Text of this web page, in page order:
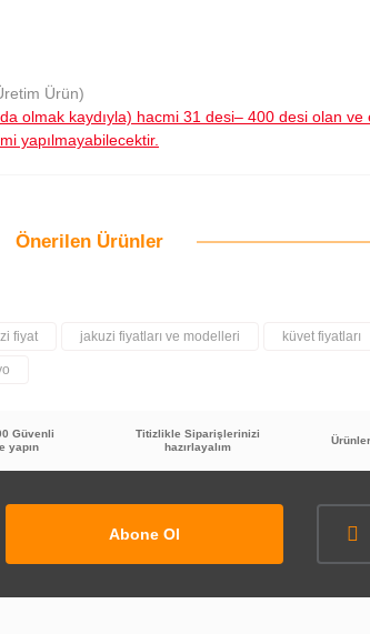
Ürün)
olmak kaydıyla) hacmi 31 desi– 400 desi olan
yapılmayabilecektir.
Bu ürüne ilk yorumu siz yapın!
Önerilen Ürünler
fiyat jakuzi fiyatları ve modelleri küvet fiyatları
Güvenli
yapın
Titizlikle Siparişlerinizi
hazırlayalım
Abone Ol